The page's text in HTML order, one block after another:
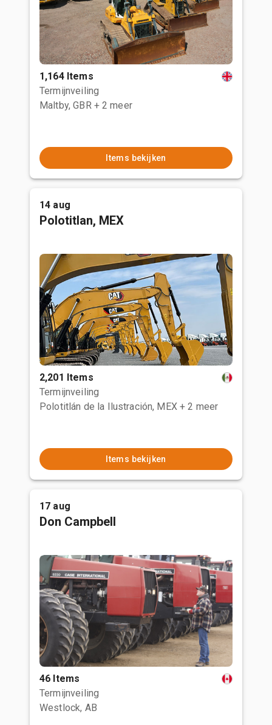
1,164 Items
Termijnveiling
Maltby, GBR + 2 meer
Items bekijken
14 aug
Polotitlan, MEX
2,201 Items
Termijnveiling
Polotitlán de la Ilustración, MEX + 2 meer
Items bekijken
17 aug
Don Campbell
46 Items
Termijnveiling
Westlock, AB